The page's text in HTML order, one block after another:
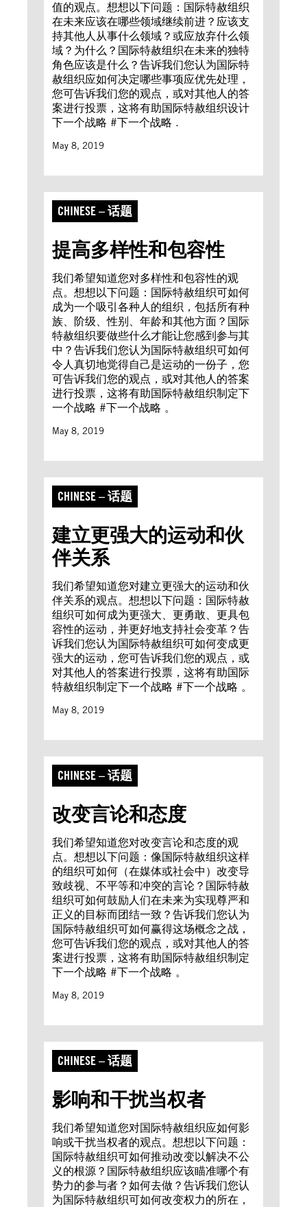
值的观点。想想以下问题：国际特赦组织
在未来应该在哪些领域继续前进？应该支
持其他人从事什么领域？或应放弃什么领
域？为什么？国际特赦组织在未来的独特
角色应该是什么？告诉我们您认为国际特
赦组织应如何决定哪些事项应优先处理，
您可告诉我们您的观点，或对其他人的答
案进行投票，这将有助国际特赦组织设计
下一个战略 #下一个战略 .
May 8, 2019
CHINESE – 话题
提高多样性和包容性
我们希望知道您对多样性和包容性的观
点。想想以下问题：国际特赦组织可如何
成为一个吸引各种人的组织，包括所有种
族、阶级、性别、年龄和其他方面？国际
特赦组织要做些什么才能让您感到参与其
中？告诉我们您认为国际特赦组织可如何
令人真切地觉得自己是运动的一份子，您
可告诉我们您的观点，或对其他人的答案
进行投票，这将有助国际特赦组织制定下
一个战略 #下一个战略 。
May 8, 2019
CHINESE – 话题
建立更强大的运动和伙
伴关系
我们希望知道您对建立更强大的运动和伙
伴关系的观点。想想以下问题：国际特赦
组织可如何成为更强大、更勇敢、更具包
容性的运动，并更好地支持社会变革？告
诉我们您认为国际特赦组织可如何变成更
强大的运动，您可告诉我们您的观点，或
对其他人的答案进行投票，这将有助国际
特赦组织制定下一个战略 #下一个战略 。
May 8, 2019
CHINESE – 话题
改变言论和态度
我们希望知道您对改变言论和态度的观
点。想想以下问题：像国际特赦组织这样
的组织可如何（在媒体或社会中）改变导
致歧视、不平等和冲突的言论？国际特赦
组织可如何鼓励人们在未来为实现尊严和
正义的目标而团结一致？告诉我们您认为
国际特赦组织可如何赢得这场概念之战，
您可告诉我们您的观点，或对其他人的答
案进行投票，这将有助国际特赦组织制定
下一个战略 #下一个战略 。
May 8, 2019
CHINESE – 话题
影响和干扰当权者
我们希望知道您对国际特赦组织应如何影
响或干扰当权者的观点。想想以下问题：
国际特赦组织可如何推动改变以解决不公
义的根源？国际特赦组织应该瞄准哪个有
势力的参与者？如何去做？告诉我们您认
为国际特赦组织可如何改变权力的所在，